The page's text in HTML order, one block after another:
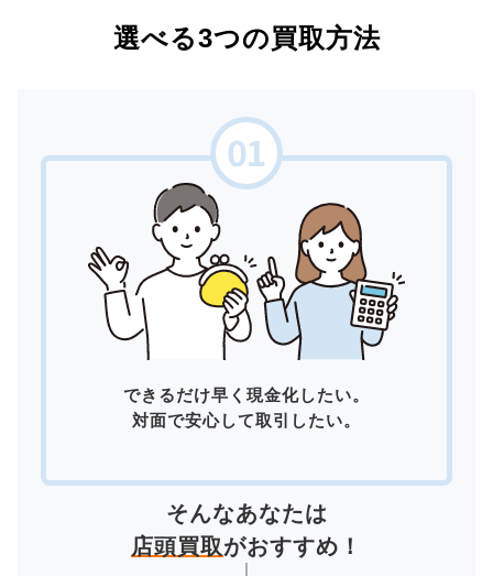
選べる3つの買取方法
できるだけ早く現金化したい。
対面で安心して取引したい。
そんなあなたは
店頭買取がおすすめ！